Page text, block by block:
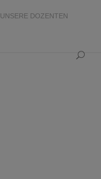
UNSERE DOZENTEN